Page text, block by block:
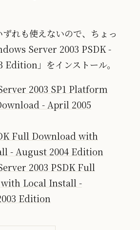
れも使えないので、ちょっ
Server 2003 PSDK -
」をインストール。
2003 SP1 Platform
- April 2005
Full Download with
- August 2004 Edition
2003 PSDK Full
Local Install -
Edition